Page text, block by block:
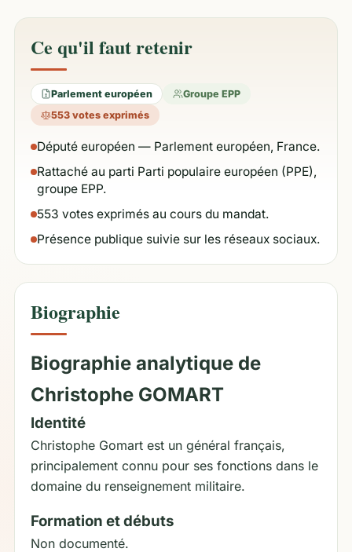
Ce qu'il faut retenir
Parlement européen
Groupe EPP
553 votes exprimés
Député européen — Parlement européen, France.
Rattaché au parti Parti populaire européen (PPE),
groupe EPP.
553 votes exprimés au cours du mandat.
Présence publique suivie sur les réseaux sociaux.
Biographie
Biographie analytique de
Christophe GOMART
Identité
Christophe Gomart est un général français,
principalement connu pour ses fonctions dans le
domaine du renseignement militaire.
Formation et débuts
Non documenté.